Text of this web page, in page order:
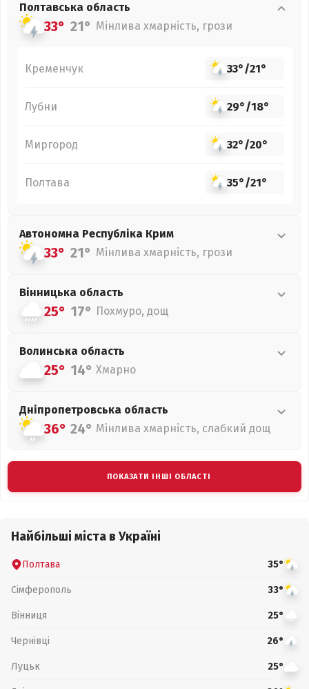
Полтавська область
33° 21° Мінлива хмарність, грози
Кременчук 33°/21°
Лубни 29°/18°
Миргород 32°/20°
Полтава 35°/21°
Автономна Республіка Крим
33° 21° Мінлива хмарність, грози
Вінницька область
25° 17° Похмуро, дощ
Волинська область
25° 14° Хмарно
Дніпропетровська область
36° 24° Мінлива хмарність, слабкий дощ
ПОКАЗАТИ ІНШІ ОБЛАСТІ
Найбільші міста в Україні
Полтава 35°
Сімферополь 33°
Вінниця 25°
Чернівці 26°
Луцьк 25°